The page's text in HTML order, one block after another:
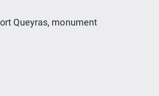
Queyras, monument